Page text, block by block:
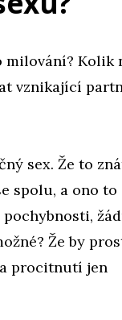
milování? Kolik
vznikající
sex. Že to
spolu, a ono to
Že by
a procitnutí jen